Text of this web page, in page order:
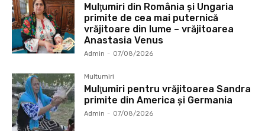
Mulţumiri din România și Ungaria
primite de cea mai puternică
vrăjitoare din lume – vrăjitoarea
Anastasia Venus
Admin - 07/08/2026
Multumiri
Mulţumiri pentru vrăjitoarea Sandra
primite din America și Germania
Admin - 07/08/2026